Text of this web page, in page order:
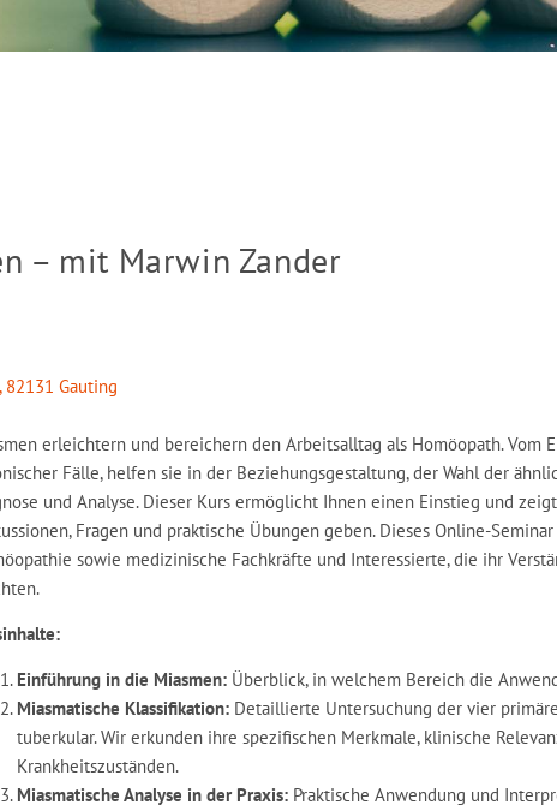
– mit Marwin Zander
Gauting
erleichtern und bereichern den Arbeitsalltag als Homöopath. Vom
Fälle, helfen sie in der Beziehungsgestaltung, der Wahl der
und Analyse. Dieser Kurs ermöglicht Ihnen einen Einstieg und
Fragen und praktische Übungen geben. Dieses Online-
sowie medizinische Fachkräfte und Interessierte, die ihr
Einführung in die Miasmen: Überblick, in welchem Bereich die
Miasmatische Klassifikation: Detaillierte Untersuchung der vier
tuberkular. Wir erkunden ihre spezifischen Merkmale, klinische
Krankheitszuständen.
Miasmatische Analyse in der Praxis: Praktische Anwendung und